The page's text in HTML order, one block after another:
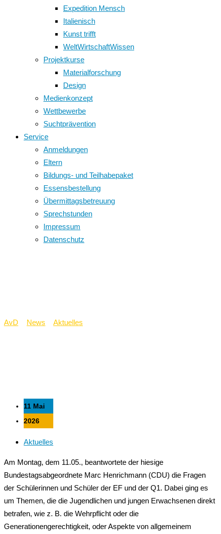
Expedition Mensch
Italienisch
Kunst trifft
WeltWirtschaftWissen
Projektkurse
Materialforschung
Design
Medienkonzept
Wettbewerbe
Suchtprävention
Service
Anmeldungen
Eltern
Bildungs- und Teilhabepaket
Essensbestellung
Übermittagsbetreuung
Sprechstunden
Impressum
Datenschutz
AvD News Aktuelles
11 Mai
2026
Aktuelles
Am Montag, dem 11.05., beantwortete der hiesige
Bundestagsabgeordnete Marc Henrichmann (CDU) die Fragen
der Schülerinnen und Schüler der EF und der Q1. Dabei ging es
um Themen, die die Jugendlichen und jungen Erwachsenen direkt
betrafen, wie z. B. die Wehrpflicht oder die
Generationengerechtigkeit, oder Aspekte von allgemeinem